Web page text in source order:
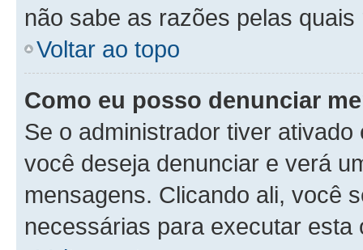
não sabe as razões pelas
Voltar ao topo
Como eu posso denunciar
Se o administrador tiver
você deseja denunciar e verá
mensagens. Clicando ali, você
necessárias para executar esta